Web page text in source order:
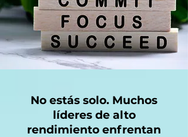
No estás solo. Muchos
líderes de alto
rendimiento enfrentan